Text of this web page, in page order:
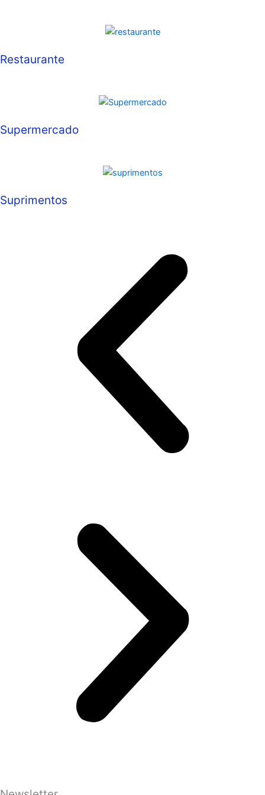
Restaurante
Supermercado
Suprimentos